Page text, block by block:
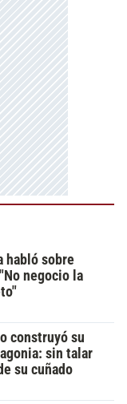
habló sobre
negocio la
construyó su
sin talar
su cuñado